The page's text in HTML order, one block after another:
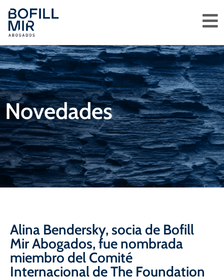
Novedades
Alina Bendersky, socia de Bofill
Mir Abogados, fue nombrada
miembro del Comité
Internacional de The Foundation